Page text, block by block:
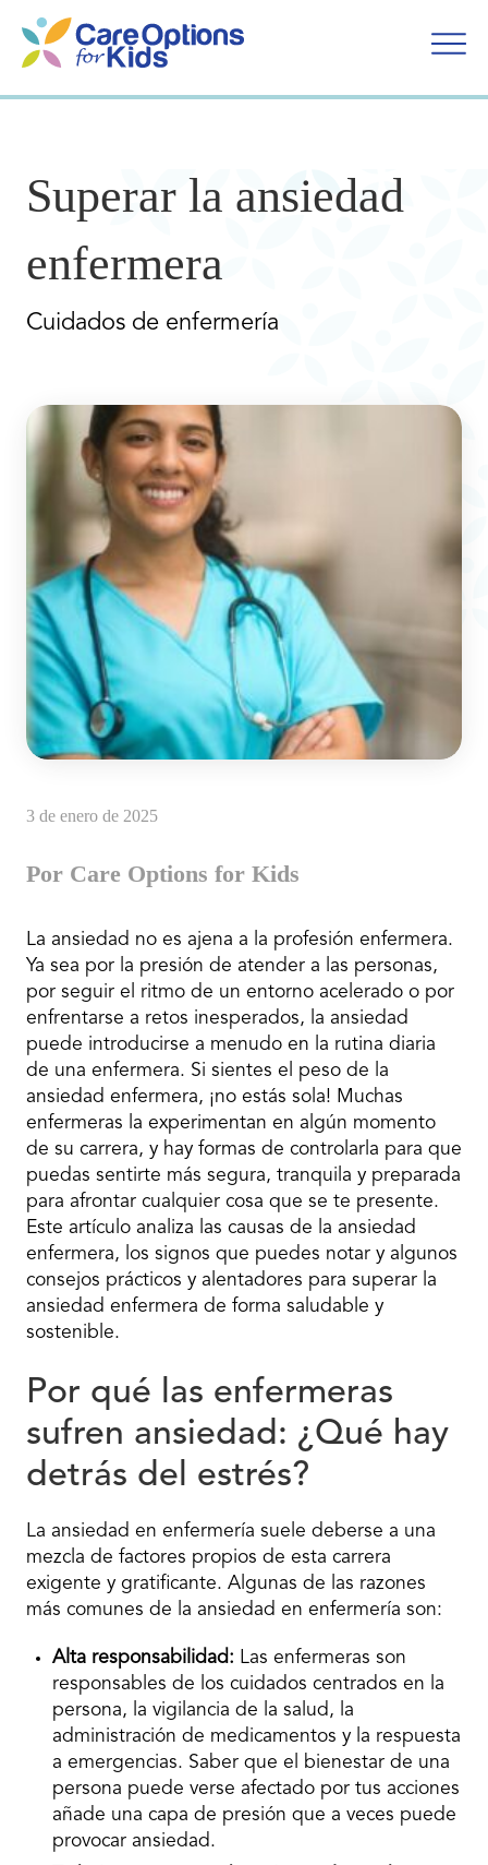
contenido
Superar la ansiedad
enfermera
Cuidados de enfermería
3 de enero de 2025
Por Care Options for Kids
La ansiedad no es ajena a la profesión enfermera.
Ya sea por la presión de atender a las personas,
por seguir el ritmo de un entorno acelerado o por
enfrentarse a retos inesperados, la ansiedad
puede introducirse a menudo en la rutina diaria
de una enfermera. Si sientes el peso de la
ansiedad enfermera, ¡no estás sola! Muchas
enfermeras la experimentan en algún momento
de su carrera, y hay formas de controlarla para que
puedas sentirte más segura, tranquila y preparada
para afrontar cualquier cosa que se te presente.
Este artículo analiza las causas de la ansiedad
enfermera, los signos que puedes notar y algunos
consejos prácticos y alentadores para superar la
ansiedad enfermera de forma saludable y
sostenible.
Por qué las enfermeras
sufren ansiedad: ¿Qué hay
detrás del estrés?
La ansiedad en enfermería suele deberse a una
mezcla de factores propios de esta carrera
exigente y gratificante. Algunas de las razones
más comunes de la ansiedad en enfermería son:
Alta responsabilidad: Las enfermeras son
responsables de los cuidados centrados en la
persona, la vigilancia de la salud, la
administración de medicamentos y la respuesta
a emergencias. Saber que el bienestar de una
persona puede verse afectado por tus acciones
añade una capa de presión que a veces puede
provocar ansiedad.